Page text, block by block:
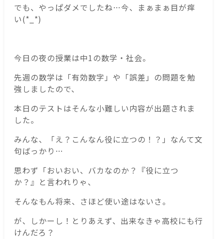
でも、やっぱダメでしたね…今、まぁまぁ目が痒
い(*_*)
今日の夜の授業は中1の数学・社会。
先週の数学は「有効数字」や「誤差」の問題を勉
強しましたので、
本日のテストはそんな小難しい内容が出題されま
した。
みんな、「え？こんなん役に立つの！？」なんて文
句ばっかり…
思わず「おいおい、バカなのか？『役に立つ
か？』と言われりゃ、
そんなもん将来、さほど使い途はないさ。
が、しかーし！とりあえず、出来なきゃ高校にも行
けんだろ？